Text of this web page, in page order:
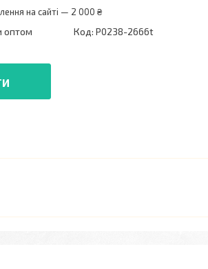
на сайті — 2 000 ₴
оптом Код: P0238-2666t